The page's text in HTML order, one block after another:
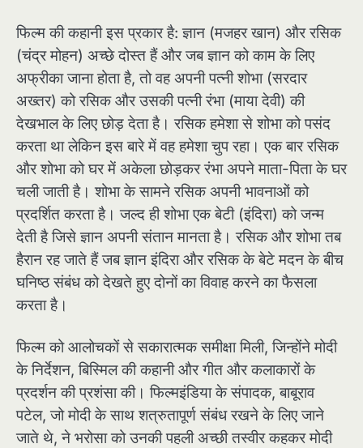
फिल्म की कहानी इस प्रकार है: ज्ञान (मजहर खान) और रसिक
(चंद्र मोहन) अच्छे दोस्त हैं और जब ज्ञान को काम के लिए
अफ्रीका जाना होता है, तो वह अपनी पत्नी शोभा (सरदार
अख्तर) को रसिक और उसकी पत्नी रंभा (माया देवी) की
देखभाल के लिए छोड़ देता है। रसिक हमेशा से शोभा को पसंद
करता था लेकिन इस बारे में वह हमेशा चुप रहा। एक बार रसिक
और शोभा को घर में अकेला छोड़कर रंभा अपने माता-पिता के घर
चली जाती है। शोभा के सामने रसिक अपनी भावनाओं को
प्रदर्शित करता है। जल्द ही शोभा एक बेटी (इंदिरा) को जन्म
देती है जिसे ज्ञान अपनी संतान मानता है। रसिक और शोभा तब
हैरान रह जाते हैं जब ज्ञान इंदिरा और रसिक के बेटे मदन के बीच
घनिष्ठ संबंध को देखते हुए दोनों का विवाह करने का फैसला
करता है।
फिल्म को आलोचकों से सकारात्मक समीक्षा मिली, जिन्होंने मोदी
के निर्देशन, बिस्मिल की कहानी और गीत और कलाकारों के
प्रदर्शन की प्रशंसा की। फिल्मइंडिया के संपादक, बाबूराव
पटेल, जो मोदी के साथ शत्रुतापूर्ण संबंध रखने के लिए जाने
जाते थे, ने भरोसा को उनकी पहली अच्छी तस्वीर कहकर मोदी